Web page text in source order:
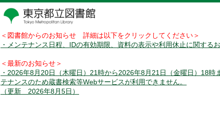
＜図書館からのお知らせ 詳細は以下をクリックしてください＞
・メンテナンス日程、IDの有効期限、資料の表示や利用休止に関する
＜最新のお知らせ＞
・2026年8月20日（木曜日）21時から2026年8月21日（金曜日）18時
テナンスのため蔵書検索等Webサービスが利用できません。
（更新 2026年8月5日）